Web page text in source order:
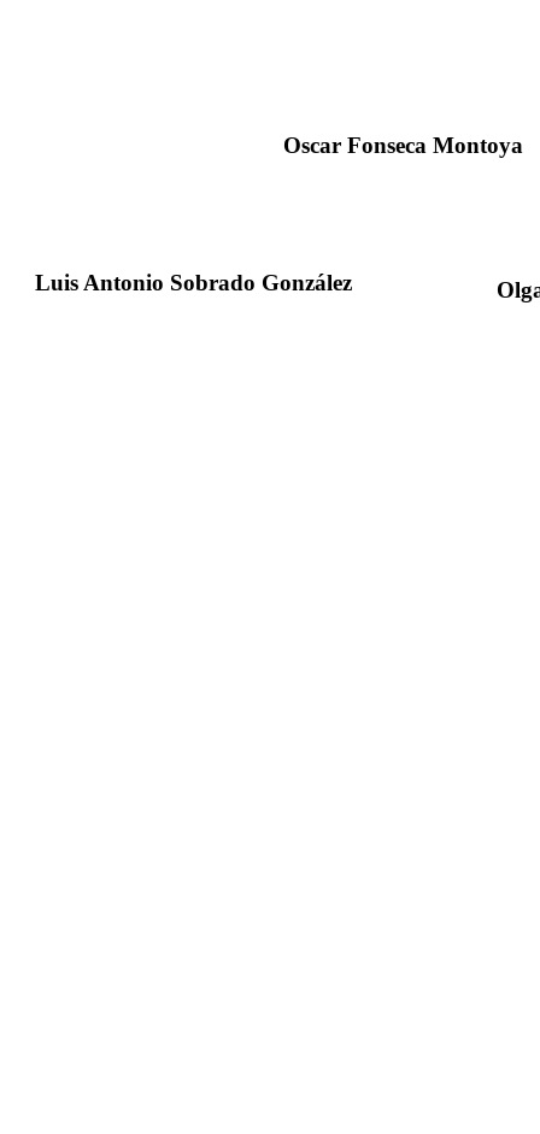
Oscar Fonseca Montoya
Luis Antonio Sobrado González